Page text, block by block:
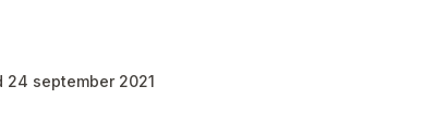
24 september 2021